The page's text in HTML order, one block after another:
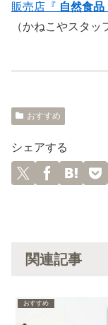
販売店『 自然食
（かねこやスタッ
おすすめ
シェアする
関連記事
おすすめ